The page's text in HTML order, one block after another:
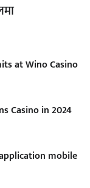
at Wino Casino
Casino in 2024
mobile